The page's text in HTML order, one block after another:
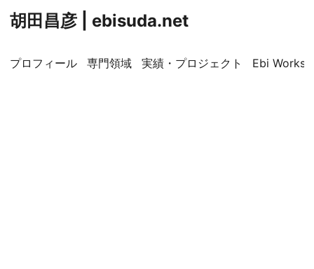
胡田昌彦 | ebisuda.net
プロフィール 専門領域 実績・プロジェクト Ebi